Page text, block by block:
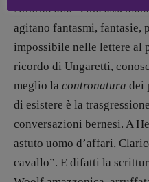
Attorno alla “città
agitano fantasmi, fantasie,
impossibile nelle lettere al
ricordo di Ungaretti,
meglio la contronatura dei
di esistere è la
conversazioni bernesi. A
astuto uomo d’affari,
cavallo”. E difatti la